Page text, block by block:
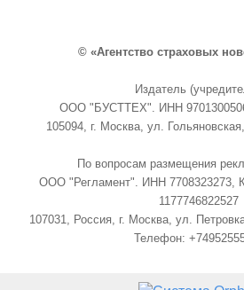
© «Агентство страховых
Издатель
ООО "БУСТТЕХ". ИНН
105094, г. Москва, ул.
По вопросам размещения
ООО "Регламент". ИНН 7708323273,
1177746822527
107031, Россия, г. Москва, ул.
Телефон: